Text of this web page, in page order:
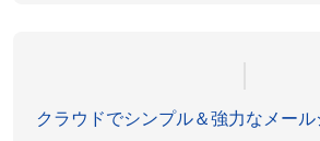
クラウドでシンプル＆強力なメール